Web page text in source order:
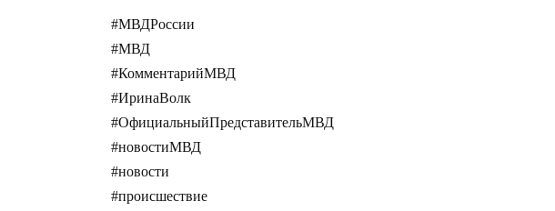
#МВДРоссии
#МВД
#КомментарийМВД
#ИринаВолк
#ОфициальныйПредставительМВД
#новостиМВД
#новости
#происшествие